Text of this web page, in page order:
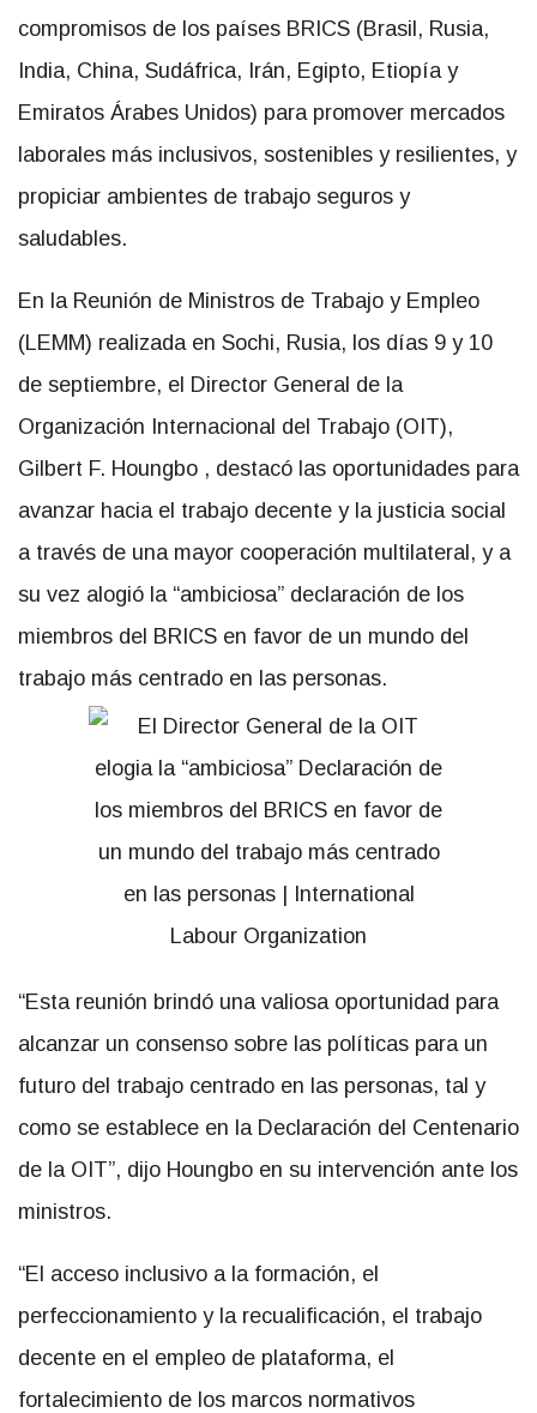
compromisos de los países BRICS (Brasil, Rusia,
India, China, Sudáfrica, Irán, Egipto, Etiopía y
Emiratos Árabes Unidos) para promover mercados
laborales más inclusivos, sostenibles y resilientes, y
propiciar ambientes de trabajo seguros y
saludables.
En la Reunión de Ministros de Trabajo y Empleo
(LEMM) realizada en Sochi, Rusia, los días 9 y 10
de septiembre, el Director General de la
Organización Internacional del Trabajo (OIT),
Gilbert F. Houngbo , destacó las oportunidades para
avanzar hacia el trabajo decente y la justicia social
a través de una mayor cooperación multilateral, y a
su vez alogió la “ambiciosa” declaración de los
miembros del BRICS en favor de un mundo del
trabajo más centrado en las personas.
“Esta reunión brindó una valiosa oportunidad para
alcanzar un consenso sobre las políticas para un
futuro del trabajo centrado en las personas, tal y
como se establece en la Declaración del Centenario
de la OIT”, dijo Houngbo en su intervención ante los
ministros.
“El acceso inclusivo a la formación, el
perfeccionamiento y la recualificación, el trabajo
decente en el empleo de plataforma, el
fortalecimiento de los marcos normativos